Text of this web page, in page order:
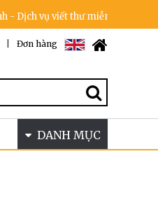
vụ viết thư miễn phí - Cam
Đơn hàng
DANH MỤC